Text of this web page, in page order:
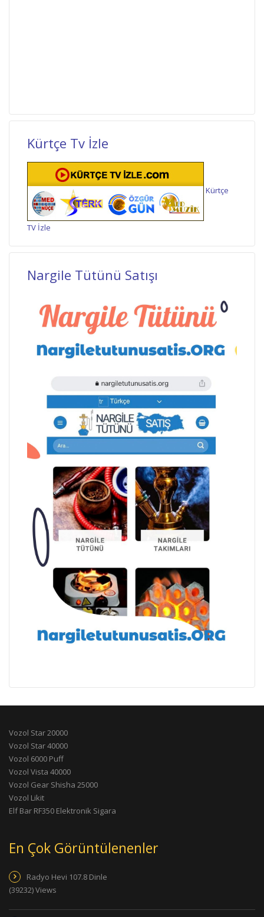
Kürtçe Tv İzle
Kürtçe
TV İzle
Nargile Tütünü Satışı
Vozol Star 20000
Vozol Star 40000
Vozol 6000 Puff
Vozol Vista 40000
Vozol Gear Shisha 25000
Vozol Likit
Elf Bar RF350 Elektronik Sigara
En Çok Görüntülenenler
Radyo Hevi 107.8 Dinle
(39232) Views